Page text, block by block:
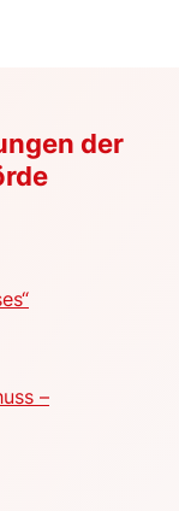
der
–